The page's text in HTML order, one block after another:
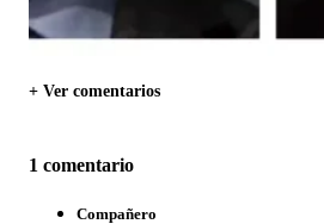
+ Ver comentarios
1 comentario
Compañero